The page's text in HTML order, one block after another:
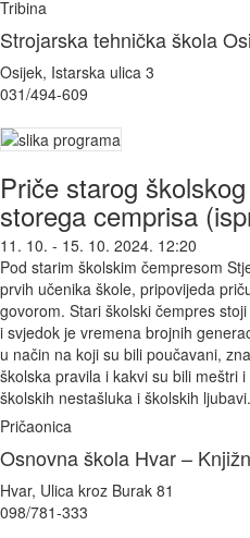
Tribina
Strojarska tehnička škola
Osijek, Istarska ulica 3
031/494-609
Priče starog
storega cemprisa
11. 10. - 15. 10. 2024. 12:20
Pod starim školskim čempresom
prvih učenika škole, pripovijeda
govorom. Stari školski čempres
i svjedok je vremena brojnih
u način na koji su bili poučavani,
školska pravila i kakvi su bili meštri
školskih nestašluka i školskih ljubavi.
Pričaonica
Osnovna škola Hvar –
Hvar, Ulica kroz Burak 81
098/781-333